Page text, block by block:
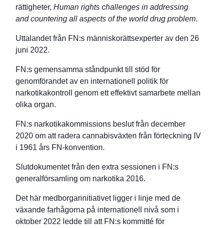
rättigheter, Human rights challenges in addressing
and countering all aspects of the world drug problem.
Uttalandet från FN:s människorättsexperter av den 26
juni 2022.
FN:s gemensamma ståndpunkt till stöd för
genomförandet av en internationell politik för
narkotikakontroll genom ett effektivt samarbete mellan
olika organ.
FN:s narkotikakommissions beslut från december
2020 om att radera cannabisväxten från förteckning IV
i 1961 års FN-konvention.
Slutdokumentet från den extra sessionen i FN:s
generalförsamling om narkotika 2016.
Det här medborgarinitiativet ligger i linje med de
växande farhågorna på internationell nivå som i
oktober 2022 ledde till att FN:s kommitté för